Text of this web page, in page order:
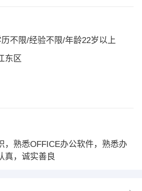
不限/经验不限/年龄22岁以上
东区
，熟悉OFFICE办公软件，熟悉办
真，诚实善良